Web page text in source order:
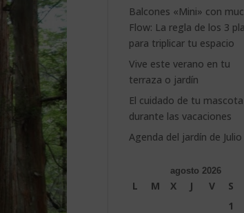
Balcones «Mini» con
Flow: La regla de los 3
para triplicar tu espacio
Vive este verano en tu
terraza o jardín
El cuidado de tu mascota
durante las vacaciones
Agenda del jardín de Julio
agosto 2026
L M X J V S
1